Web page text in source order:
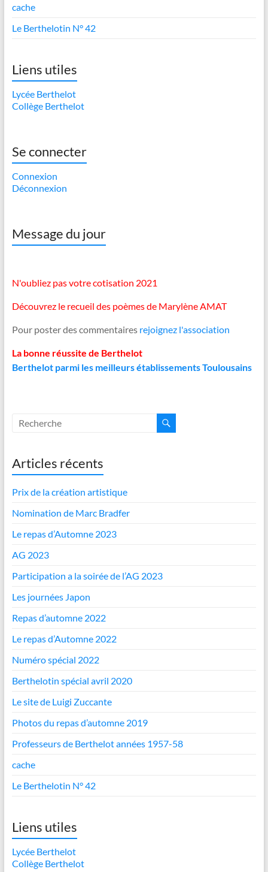
cache
Le Berthelotin N° 42
Liens utiles
Lycée Berthelot
Collège Berthelot
Se connecter
Connexion
Déconnexion
Message du jour
N'oubliez pas votre cotisation 2021
Découvrez le recueil des poèmes de Marylène AMAT
Pour poster des commentaires rejoignez l'association
La bonne réussite de Berthelot
Berthelot parmi les meilleurs établissements Toulousains
Articles récents
Prix de la création artistique
Nomination de Marc Bradfer
Le repas d’Automne 2023
AG 2023
Participation a la soirée de l’AG 2023
Les journées Japon
Repas d’automne 2022
Le repas d’Automne 2022
Numéro spécial 2022
Berthelotin spécial avril 2020
Le site de Luigi Zuccante
Photos du repas d’automne 2019
Professeurs de Berthelot années 1957-58
cache
Le Berthelotin N° 42
Liens utiles
Lycée Berthelot
Collège Berthelot